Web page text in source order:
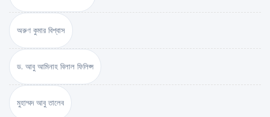
অরুণ কুমার বিশ্বাস
ড. আবু আমিনাহ বিলাল ফিলিপ্স
মুহাম্মদ আবু তালেব